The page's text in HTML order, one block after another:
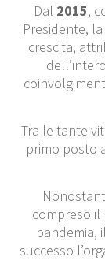
Dal 2015,
Presidente,
crescita,
Tra le tante
primo posto
compreso
pandemia,
successo